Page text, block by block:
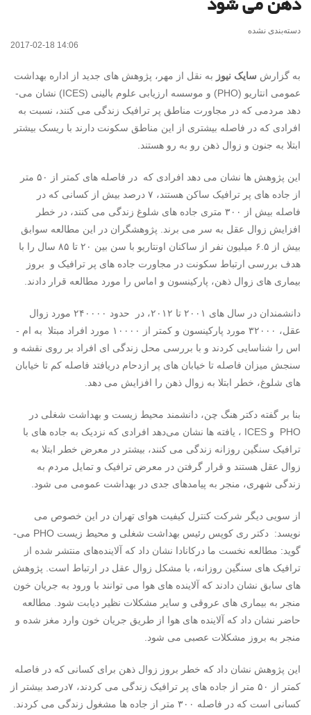
ذهن می شود
دسته‌بندی نشده
2017-02-18 14:06
به گزارش سایک نیوز به نقل از مهر، پژوهش های جدید از اداره بهداشت
عمومی انتاریو (PHO) و موسسه ارزیابی علوم بالینی (ICES) نشان می­
دهد مردمی که در مجاورت مناطق پر ترافیک زندگی می­ کنند، نسبت به
افرادی که در فاصله بیشتری از این مناطق سکونت دارند با ریسک بیشتر
ابتلا به جنون و زوال ذهن رو به رو هستند.
این پژوهش ها نشان می­ دهد افرادی که در فاصله ه­ای کمتر از ۵۰ متر
از جاده­ های پر ترافیک ساکن هستند، ۷ درصد بیش از کسانی که در
فاصله بیش از ۳۰۰ متری جاده­ های شلوغ زندگی می­ کنند، در خطر
افزایش زوال عقل به سر می­ برند. پژوهشگران در این مطالعه سوابق
بیش از ۶.۵ میلیون نفر از ساکنان اونتاریو با سن بین ۲۰ تا ۸۵ سال را با
هدف بررسی ارتباط سکونت در مجاورت جاده­ های پر ترافیک و بروز
بیماری ­های زوال ذهن، پارکینسون و ام­اس را مورد مطالعه قرار دادند.
دانشمندان در سال­ های ۲۰۰۱ تا ۲۰۱۲، در حدود ۲۴۰۰۰۰ مورد زوال
عقل، ۳۲۰۰۰ مورد پارکینسون و کمتر از ۱۰۰۰۰ مورد افراد مبتلا به ام ­
اس را شناسایی کردند و با بررسی محل زندگی ای افراد بر روی نقشه و
سنجش میزان فاصله تا خیابان ­های پر ازدحام دریافتد فاصله کم تا خیابان
­های شلوغ، خطر ابتلا به زوال ذهن را افزایش می ­دهد.
بنا بر گفته دکتر هنگ چن، دانشمند محیط زیست و بهداشت شغلی در
PHO و ICES ، یافته ها نشان می‌دهد افرادی که نزدیک به جاده­ های با
ترافیک سنگین روزانه زندگی می کنند، بیشتر در معرض خطر ابتلا به
زوال عقل هستند و قرار گرفتن در معرض ترافیک و تمایل مردم به
زندگی شهری، منجر به پیامدهای جدی در بهداشت عمومی می­ شود.
از سویی دیگر شرکت کنترل کیفیت هوای تهران در این خصوص می
نویسد: دکتر ری کوپس رئیس بهداشت شغلی و محیط زیست PHO می­
گوید: مطالعه نخست ما درکانادا نشان داد که آلاینده‌های منتشر شده از
ترافیک ­های سنگین روزانه، با مشکل زوال عقل در ارتباط است. پژوهش
های سابق نشان دادند که آلاینده­ های هوا می­ توانند با ورود به جریان خون
منجر به بیماری ­های عروقی و سایر مشکلات نظیر دیابت شود. مطالعه
حاضر نشان داد که آلاینده­ های هوا از طریق جریان خون وارد مغز شده و
منجر به بروز مشکلات عصبی می­ شود.
این پژوهش نشان داد که خطر بروز زوال ذهن برای کسانی که در فاصله
کمتر از ۵۰ متر از جاده های پر ترافیک زندگی می کردند، ۷درصد بیشتر از
کسانی است که در فاصله ۳۰۰ متر از جاده ها مشغول زندگی می کردند.